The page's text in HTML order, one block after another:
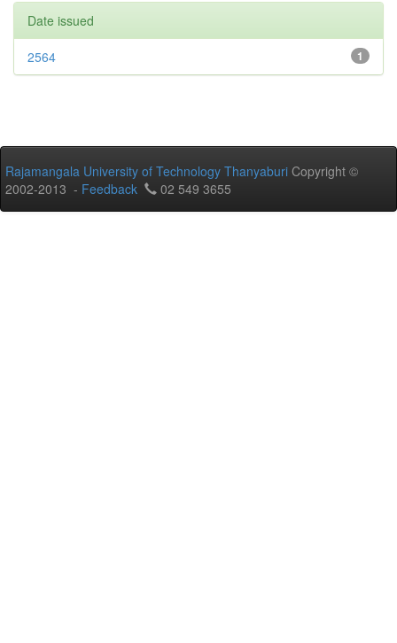
Date issued
1
2564
Rajamangala University of Technology Thanyaburi Copyright ©
2002-2013 - Feedback 02 549 3655